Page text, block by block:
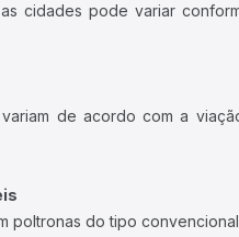
cidades pode variar
de acordo com a
poltronas do tipo